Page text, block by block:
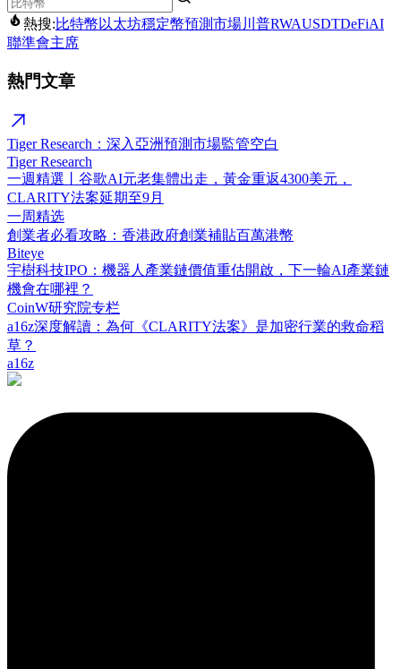
熱搜:比特幣 以太坊穩定幣預測市場川普RWAUSDTDeFiAI
聯準會主席
熱門文章
Tiger Research：深入亞洲預測市場監管空白
Tiger Research
一週精選丨谷歌AI元老集體出走，黃金重返4300美元，
CLARITY法案延期至9月
一周精选
創業者必看攻略：香港政府創業補貼百萬港幣
Biteye
宇樹科技IPO：機器人產業鏈價值重估開啟，下一輪AI產業鏈
機會在哪裡？
CoinW研究院专栏
a16z深度解讀：為何《CLARITY法案》是加密行業的救命稻
草？
a16z